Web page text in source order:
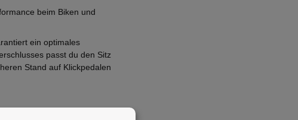
beim Biken und
ein optimales
passt du den Sitz
Stand auf Klickpedalen